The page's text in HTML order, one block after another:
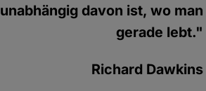
unabhängig davon ist, wo man
gerade lebt."
Richard Dawkins